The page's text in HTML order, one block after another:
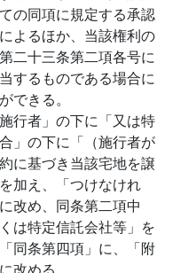
の同項に規定する承認
よるほか、当該権利の
二十三条第二項各号に
するものである場合に
できる。
行者」の下に「又は特
」の下に「（施行者が
に基づき当該宅地を譲
加え、「つけなけれ
改め、同条第二項中
は特定信託会社等」を
同条第四項」に、「附